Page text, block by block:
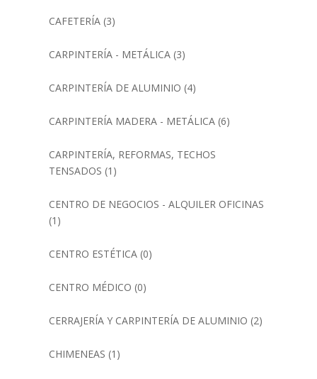
CAFETERÍA(3)
CARPINTERÍA - METÁLICA(3)
CARPINTERÍA DE ALUMINIO (4)
CARPINTERÍA MADERA - METÁLICA(6)
CARPINTERÍA, REFORMAS, TECHOS
TENSADOS (1)
CENTRO DE NEGOCIOS - ALQUILER OFICINAS
(1)
CENTRO ESTÉTICA(0)
CENTRO MÉDICO (0)
CERRAJERÍA Y CARPINTERÍA DE ALUMINIO (2)
CHIMENEAS (1)